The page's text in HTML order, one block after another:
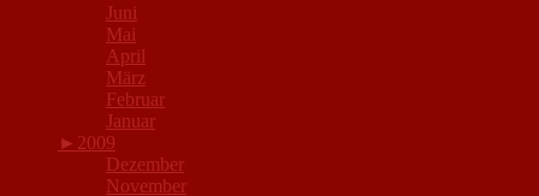
Juni
Mai
April
März
Februar
Januar
► 2009
Dezember
November